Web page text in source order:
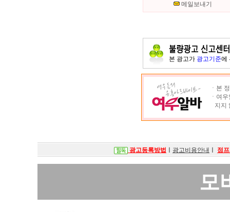
메일보내기
본 광고가 광고기준에
ㆍ본
ㆍ여
지지
광고등록방법 광고비용안내 점
모